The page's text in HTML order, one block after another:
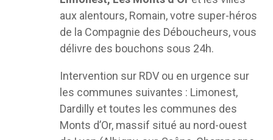
aux alentours, Romain, votre super-héros
de la Compagnie des Déboucheurs, vous
délivre des bouchons sous 24h.
Intervention sur RDV ou en urgence sur
les communes suivantes : Limonest,
Dardilly et toutes les communes des
Monts d’Or, massif situé au nord-ouest